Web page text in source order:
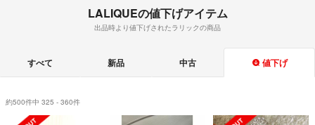
LALIQUEの値下げアイテム
出品時より値下げされたラリックの商品
すべて 新品 中古 値下げ
約500件中 325 - 360件